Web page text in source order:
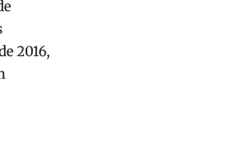
2016,